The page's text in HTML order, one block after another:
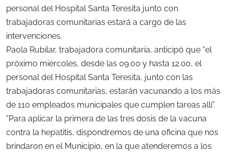
personal del Hospital Santa Teresita junto con
trabajadoras comunitarias estará a cargo de las
intervenciones.
Paola Rubilar, trabajadora comunitaria, anticipó que “el
próximo miércoles, desde las 09.00 y hasta 12.00, el
personal del Hospital Santa Teresita, junto con las
trabajadoras comunitarias, estarán vacunando a los más
de 110 empleados municipales que cumplen tareas allí”.
“Para aplicar la primera de las tres dosis de la vacuna
contra la hepatitis, dispondremos de una oficina que nos
brindaron en el Municipio, en la que atenderemos a los